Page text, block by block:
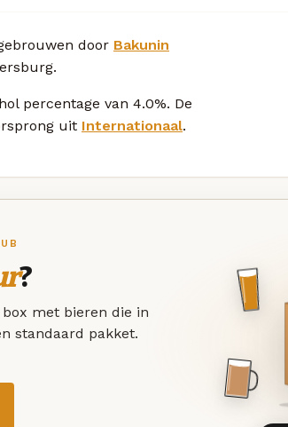
door Bakunin
percentage van 4.0%. De
uit Internationaal.
?
met bieren die in
standaard pakket.